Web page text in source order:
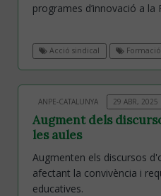
programes d’innovació a la
Acció sindical
ANPE-CATALUNYA 29 ABR, 2025
Augment dels
les aules
Augmenten els discursos
afectant la convivència i
educatives.